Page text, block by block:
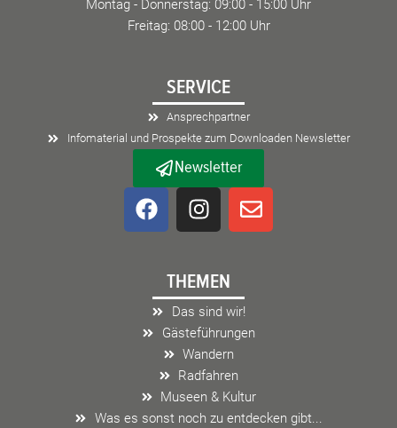
Montag - Donnerstag: 09:00 - 15:00 Uhr
Freitag: 08:00 - 12:00 Uhr
SERVICE
Ansprechpartner
Infomaterial und Prospekte zum Downloaden Newsletter
Newsletter
F
a
o
o
I
n
a
g
r
a
m
E
n
p
THEMEN
Das sind wir!
Gästeführungen
Wandern
Radfahren
Museen & Kultur
Was es sonst noch zu entdecken gibt...